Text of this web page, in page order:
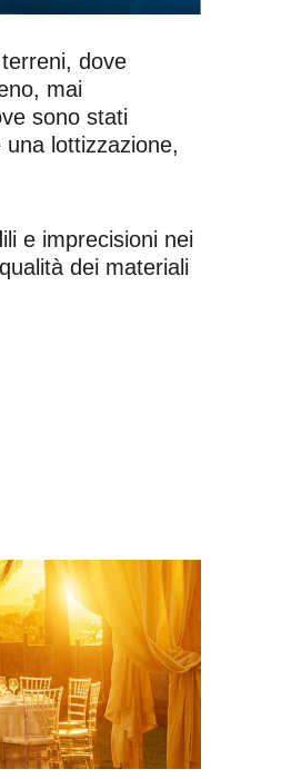
dove
mai
sono stati
lottizzazione,
e imprecisioni nei
dei materiali